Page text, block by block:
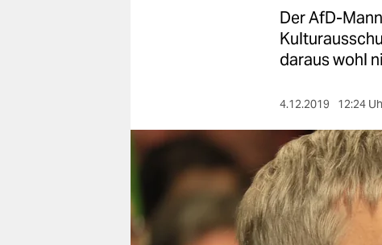
berlin
nord
wahrheit
Der AfD-
daraus wohl
4.12.2019 12:24